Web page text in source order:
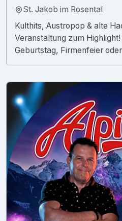
St. Jakob im Rosental
Kulthits, Austropop & alte
Veranstaltung zum
Geburtstag, Firmenfeier